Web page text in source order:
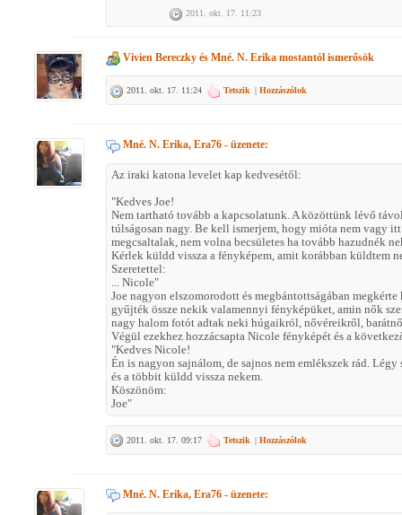
2011. okt. 17. 11:23
Vivien Bereczky és Mné. N. Erika mostantól ismerősök
2011. okt. 17. 11:24 Tetszik | Hozzászólok
Mné. N. Erika, Era76 - üzenete:
Az iraki katona levelet kap kedvesétől:
"Kedves Joe!
Nem tartható tovább a kapcsolatunk. A közöttünk lévő
túlságosan nagy. Be kell ismerjem, hogy mióta nem vagy
megcsaltalak, nem volna becsületes ha tovább hazudnék
Kérlek küldd vissza a fényképem, amit korábban küldtem
Szeretettel:
... Nicole"
Joe nagyon elszomorodott és megbántottságában
gyűjték össze nekik valamennyi fényképüket, amin nők
nagy halom fotót adtak neki húgaikról, nővéreikről,
Végül ezekhez hozzácsapta Nicole fényképét és a
"Kedves Nicole!
Én is nagyon sajnálom, de sajnos nem emlékszek rád. Légy
és a többit küldd vissza nekem.
Köszönöm:
Joe"
2011. okt. 17. 09:17 Tetszik | Hozzászólok
Mné. N. Erika, Era76 - üzenete: